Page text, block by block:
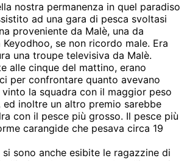
nostra permanenza in quel paradiso
ad una gara di pesca svoltasi
proveniente da Malè, una da
Keyodhoo, se non ricordo male. Era
una troupe televisiva da Malè.
alle cinque del mattino, erano
per confrontare quanto avevano
la squadra con il maggior peso
inoltre un altro premio sarebbe
con il pesce più grosso. Il pesce più
carangide che pesava circa 19
si sono anche esibite le ragazzine di